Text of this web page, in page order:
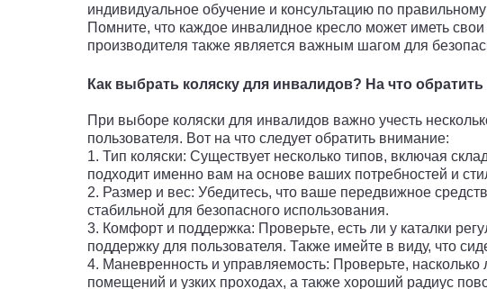
индивидуальное обучение и консультацию по
Помните, что каждое инвалидное кресло может иметь
производителя также является важным шагом для
Как выбрать коляску для инвалидов? На что
При выборе коляски для инвалидов важно учесть
пользователя. Вот на что следует обратить внимание:
1. Тип коляски: Существует несколько типов, включая
подходит именно вам на основе ваших потребностей и
2. Размер и вес: Убедитесь, что ваше передвижное
стабильной для безопасного использования.
3. Комфорт и поддержка: Проверьте, есть ли у каталки
поддержку для пользователя. Также имейте в виду, что
4. Маневренность и управляемость: Проверьте,
помещений и узких проходах, а также хороший радиус